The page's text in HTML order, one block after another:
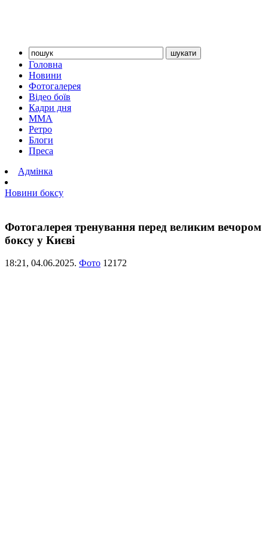
Головна
Новини
Фотогалерея
Відео боїв
Кадри дня
ММА
Ретро
Блоги
Преса
Адмінка
Новини боксу
Фотогалерея тренування перед великим вечором
боксу у Києві
18:21, 04.06.2025. Фото 12172